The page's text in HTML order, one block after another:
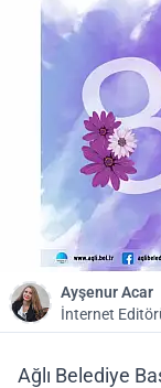
Ayşenur Acar
İnternet
Ağlı Belediye